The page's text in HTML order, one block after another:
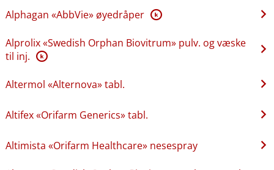
Alphagan «AbbVie» øyedråper K
Alprolix «Swedish Orphan Biovitrum» pulv. og væske
til inj. K
Altermol «Alternova» tabl.
Altifex «Orifarm Generics» tabl.
Altimista «Orifarm Healthcare» nesespray